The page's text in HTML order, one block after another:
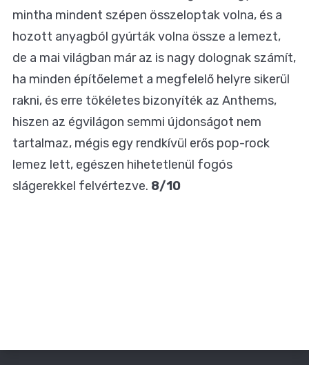
mintha mindent szépen összeloptak volna, és a
hozott anyagból gyúrták volna össze a lemezt,
de a mai világban már az is nagy dolognak számít,
ha minden építőelemet a megfelelő helyre sikerül
rakni, és erre tökéletes bizonyíték az Anthems,
hiszen az égvilágon semmi újdonságot nem
tartalmaz, mégis egy rendkívül erős pop-rock
lemez lett, egészen hihetetlenül fogós
slágerekkel felvértezve. 8/10